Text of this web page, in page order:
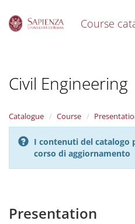
Course
Civil Engineering
Catalogue Course
I contenuti del catalogo
corso di aggiornamento
Presentation